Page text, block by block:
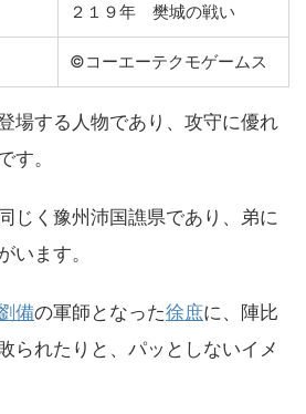
２１９年 樊城の戦い
©コーエーテクモゲームス
場する人物であり、攻守に優れ
す。
じく豫州沛国譙県であり、弟に
います。
備の軍師となった徐庶に、陣比
られたりと、パッとしないイメ